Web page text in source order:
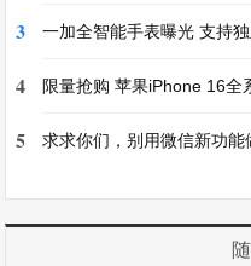
3 一加全智能手表曝光 支持
4 限量抢购 苹果iPhone 16全
5 求求你们，别用微信新功能